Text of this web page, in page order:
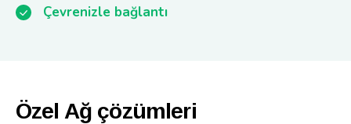
Çevrenizle bağlantı
Özel Ağ çözümleri